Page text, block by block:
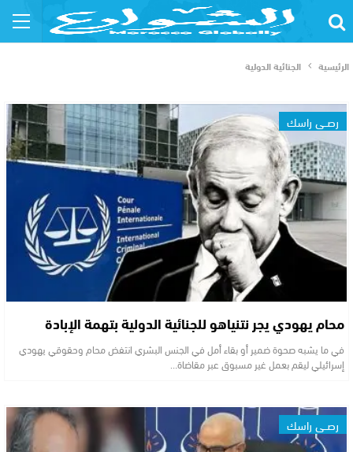
الرئيسية الجنائية الدولية
رصــي راسك
محام يهودي يجر نتنياهو للجنائية الدولية بتهمة الإبادة
في ما يشبه صحوة ضمير أو بقاء أمل في الجنس البشري انتفض محام وحقوقي يهودي
إسرائيلي ليقم بعمل غير مسبوق عبر مقاضاة…
رصــي راسك